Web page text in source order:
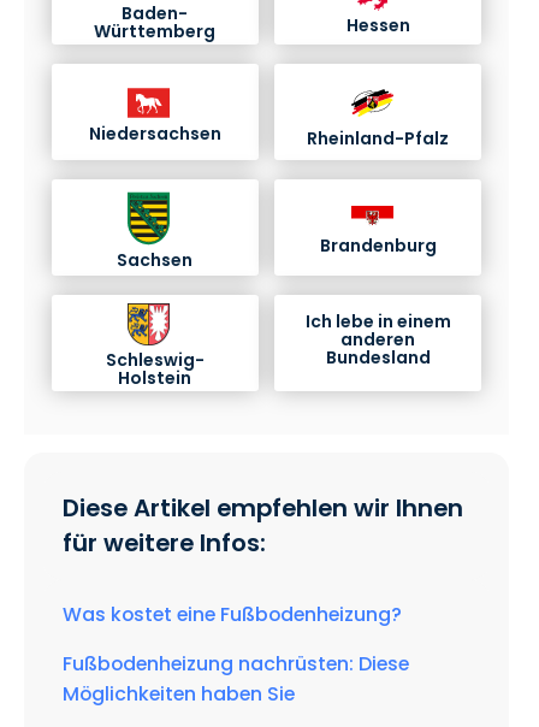
Baden-
Württemberg Hessen
Niedersachsen Rheinland-Pfalz
Sachsen
Brandenburg
Schleswig-
Holstein
Ich lebe in einem
anderen
Bundesland
Diese Artikel empfehlen wir Ihnen
für weitere Infos:
Was kostet eine Fußbodenheizung?
Fußbodenheizung nachrüsten: Diese
Möglichkeiten haben Sie